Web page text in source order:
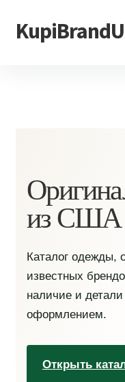
Перейти
к
Перейти
к
из США
Каталог одежды,
известных
наличие и
оформлением.
Открыть